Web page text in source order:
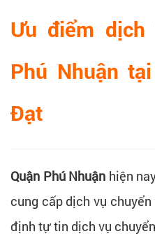
Ưu điểm dịch
Phú Nhuận
Đạt
Quận Phú Nhuận hiện
cung cấp dịch vụ chuyển
định tự tin dịch vụ